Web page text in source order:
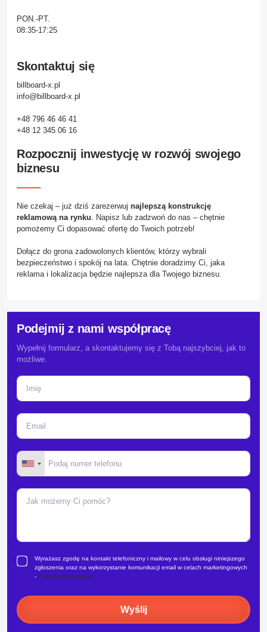
PON.-PT.
08:35-17:25
Skontaktuj się
billboard-x.pl
info@billboard-x.pl
+48 796 46 46 41
+48 12 345 06 16
Rozpocznij inwestycję w rozwój swojego
biznesu
Nie czekaj – już dziś zarezerwuj najlepszą konstrukcję
reklamową na rynku. Napisz lub zadzwoń do nas – chętnie
pomożemy Ci dopasować ofertę do Twoich potrzeb!
Dołącz do grona zadowolonych klientów, którzy wybrali
bezpieczeństwo i spokój na lata. Chętnie doradzimy Ci, jaka
reklama i lokalizacja będzie najlepsza dla Twojego biznesu.
Podejmij z nami współpracę
Wypełnij formularz, a skontaktujemy się z Tobą najszybciej, jak to
możliwe.
Wyrażasz zgodę na kontakt telefoniczny i mailowy w celu obsługi niniejszego
zgłoszenia oraz na wykorzystanie komunikacji email w celach marketingowych
- Polityka Prywatności.
Wyślij